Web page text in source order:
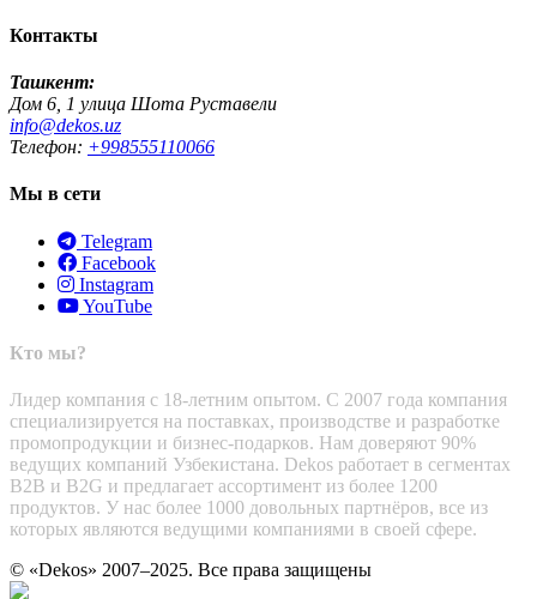
Контакты
Ташкент:
Дом 6, 1 улица Шота Руставели
info@dekos.uz
Телефон: +998555110066
Мы в сети
Telegram
Facebook
Instagram
YouTube
Кто мы?
Лидер компания с 18-летним опытом. С 2007 года компания
специализируется на поставках, производстве и разработке
промопродукции и бизнес-подарков. Нам доверяют 90%
ведущих компаний Узбекистана. Dekos работает в сегментах
B2B и B2G и предлагает ассортимент из более 1200
продуктов. У нас более 1000 довольных партнёров, все из
которых являются ведущими компаниями в своей сфере.
© «Dekos» 2007–2025. Все права защищены